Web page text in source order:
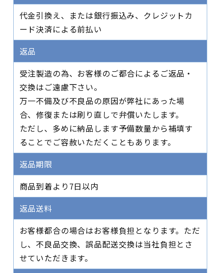
代金引換え、または銀行振込み、クレジットカ
ード決済による前払い
返品
受注製造の為、お客様のご都合によるご返品・
交換はご遠慮下さい。
万一不備及び不良品の原因が弊社にあった場
合、修復または刷り直しで弁償いたします。
ただし、多めに納品します予備数量から補填す
ることでご容赦いただくこともあります。
返品期限
商品到着より7日以内
返品送料
お客様都合の場合はお客様負担となります。ただ
し、不良品交換、誤品配送交換は当社負担とさ
せていただきます。